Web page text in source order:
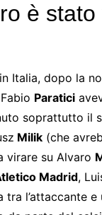
è
Italia, dopo la
Paratici
soprattutto il
Milik (che
virare su Alvaro
Madrid,
l’attaccante e